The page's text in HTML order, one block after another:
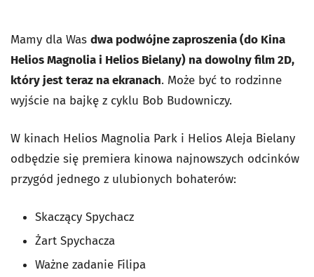
Mamy dla Was dwa podwójne zaproszenia (do Kina
Helios Magnolia i Helios Bielany) na dowolny film 2D,
który jest teraz na ekranach. Może być to rodzinne
wyjście na bajkę z cyklu Bob Budowniczy.
W kinach Helios Magnolia Park i Helios Aleja Bielany
odbędzie się premiera kinowa najnowszych odcinków
przygód jednego z ulubionych bohaterów:
Skaczący Spychacz
Żart Spychacza
Ważne zadanie Filipa